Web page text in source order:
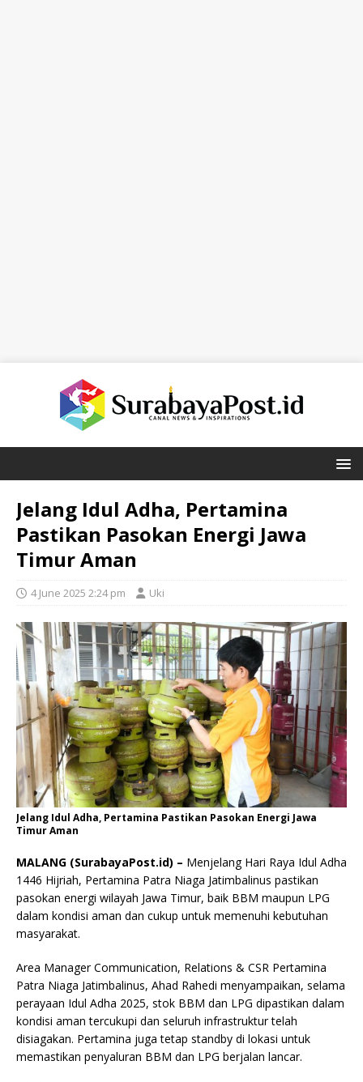
Jelang Idul Adha, Pertamina
Pastikan Pasokan Energi Jawa
Timur Aman
4 June 2025 2:24 pm Uki
Jelang Idul Adha, Pertamina Pastikan Pasokan Energi Jawa
Timur Aman
MALANG (SurabayaPost.id) – Menjelang Hari Raya Idul Adha
1446 Hijriah, Pertamina Patra Niaga Jatimbalinus pastikan
pasokan energi wilayah Jawa Timur, baik BBM maupun LPG
dalam kondisi aman dan cukup untuk memenuhi kebutuhan
masyarakat.
Area Manager Communication, Relations & CSR Pertamina
Patra Niaga Jatimbalinus, Ahad Rahedi menyampaikan, selama
perayaan Idul Adha 2025, stok BBM dan LPG dipastikan dalam
kondisi aman tercukupi dan seluruh infrastruktur telah
disiagakan. Pertamina juga tetap standby di lokasi untuk
memastikan penyaluran BBM dan LPG berjalan lancar.